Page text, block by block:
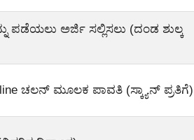
ಪಡೆಯಲು ಅರ್ಜಿ ಸಲ್ಲಿಸಲು (ದಂಡ ಶುಲ್ಕ
ಚಲನ್ ಮೂಲಕ ಪಾವತಿ (ಸ್ಕ್ಯಾನ್ ಪ್ರತಿಗೆ)